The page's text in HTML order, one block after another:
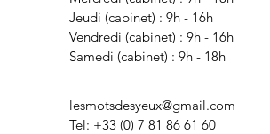
lesmotsdesyeux@gmail.com
Tel: +33 (0) 7 81 86 61 60
Jeudi (cabinet) : 9h - 16h
Vendredi (cabinet) : 9h - 16h
Samedi (cabinet) : 9h - 18h